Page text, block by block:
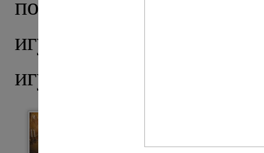
игумена
игуменский посох.